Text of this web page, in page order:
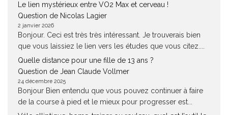
Le lien mystérieux entre VO2 Max et cerveau !
Question de Nicolas Lagier
2 janvier 2026
Bonjour. Ceci est très très intéressant. Je trouverais bien
que vous laissiez le lien vers les études que vous citez....
Quelle distance pour une fille de 13 ans ?
Question de Jean Claude Vollmer
24 décembre 2025
Bonjour Bien entendu que vous pouvez continuer à faire
de la course à pied et le mieux pour progresser est...